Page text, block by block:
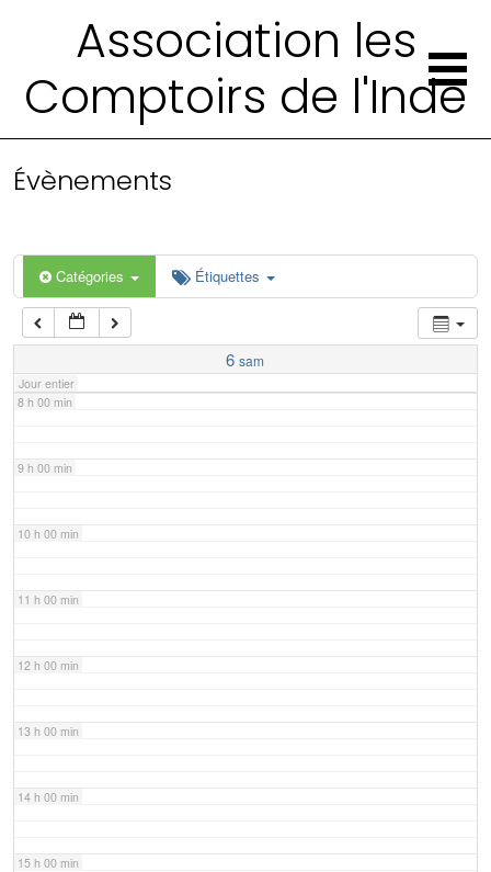
Association les
Comptoirs de l'Inde
Évènements
Catégories Étiquettes
6 sam
Jour entier
4 h 00 min
6 h 00 min
7 h 00 min
8 h 00 min
9 h 00 min
10 h 00 min
11 h 00 min
12 h 00 min
13 h 00 min
14 h 00 min
15 h 00 min